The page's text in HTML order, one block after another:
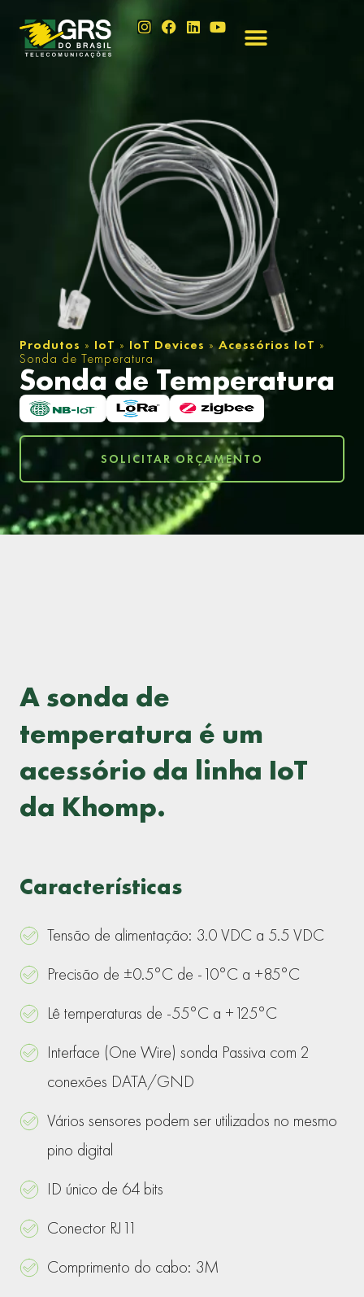
Produtos » IoT » IoT Devices »Acessórios IoT »
Sonda de Temperatura
Sonda de Temperatura
SOLICITAR ORÇAMENTO
A sonda de
temperatura é um
acessório da linha IoT
da Khomp.
Características
Tensão de alimentação: 3.0 VDC a 5.5 VDC
Precisão de ±0.5°C de -10°C a +85°C
Lê temperaturas de -55°C a +125°C
Interface (One Wire) sonda Passiva com 2
conexões DATA/GND
Vários sensores podem ser utilizados no mesmo
pino digital
ID único de 64 bits
Conector RJ11
Comprimento do cabo: 3M